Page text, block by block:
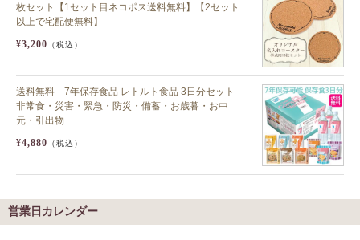
枚セット【1セット目ネコポス送料無料】【2セット
以上で宅配便無料】
¥3,200 （税込）
送料無料 7年保存食品 レトルト食品 3日分セット
非常食・災害・緊急・防災・備蓄・お歳暮・お中
元・引出物
¥4,880 （税込）
営業日カレンダー